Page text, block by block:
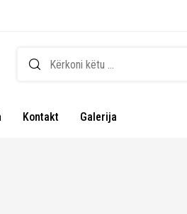
Kontakt Galerija